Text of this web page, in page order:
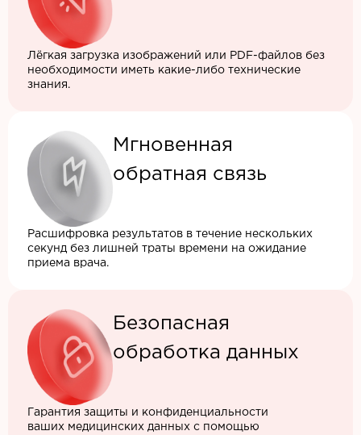
Лёгкая загрузка изображений или PDF-файлов без
необходимости иметь какие-либо технические
знания.
Мгновенная
обратная связь
Расшифровка результатов в течение нескольких
секунд без лишней траты времени на ожидание
приема врача.
Безопасная
обработка данных
Гарантия защиты и конфиденциальности
ваших медицинских данных с помощью